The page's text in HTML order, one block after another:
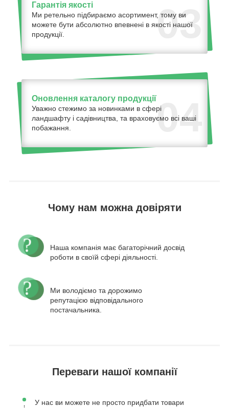
03
Гарантія якості
Ми ретельно підбираємо асортимент, тому ви
можете бути абсолютно впевнені в якості нашої
продукції.
04
Оновлення каталогу продукції
Уважно стежимо за новинками в сфері
ландшафту і садівництва, та враховуємо всі ваші
побажання.
Чому нам можна довіряти
Наша компанія має багаторічний досвід
роботи в своїй сфері діяльності.
Ми володіємо та дорожимо
репутацією відповідального
постачальника.
Переваги нашої компанії
У нас ви можете не просто придбати товари